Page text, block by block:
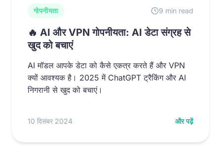
गोपनीयता 9 min read
🔥 AI और VPN गोपनीयता: AI डेटा संग्रह से
खुद को बचाएं
AI मॉडल आपके डेटा को कैसे एकत्र करते हैं और VPN
क्यों आवश्यक है। 2025 में ChatGPT ट्रैकिंग और AI
निगरानी से खुद को बचाएं।
10 दिसंबर 2024 और पढ़ें